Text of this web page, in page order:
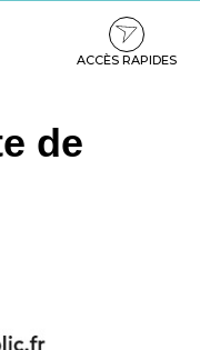
ACCÈS RAPIDES
de